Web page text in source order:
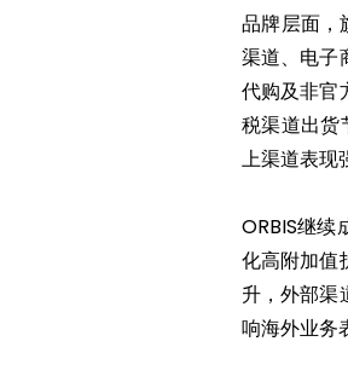
品牌层面，
渠道、电子
代购及非官
税渠道出货
上渠道表现
ORBIS继续
化高附加值
升，外部渠
响海外业务